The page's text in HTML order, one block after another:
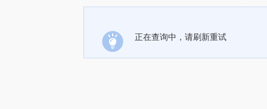
正在查询中，请刷新重试